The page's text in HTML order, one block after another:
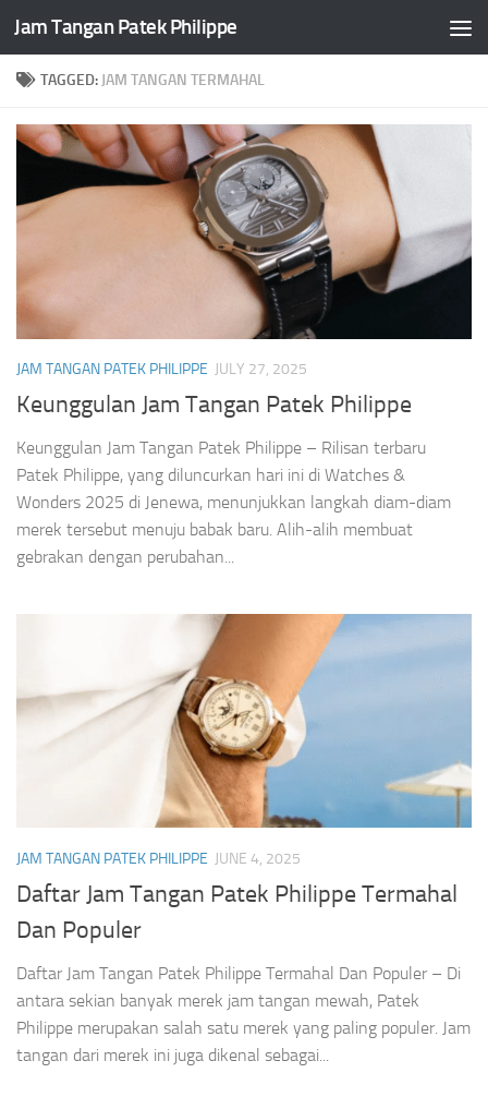
Skip to content
Jam Tangan Patek Philippe
TAGGED: JAM TANGAN TERMAHAL
JAM TANGAN PATEK PHILIPPE JULY 27, 2025
Keunggulan Jam Tangan Patek Philippe
Keunggulan Jam Tangan Patek Philippe – Rilisan terbaru
Patek Philippe, yang diluncurkan hari ini di Watches &
Wonders 2025 di Jenewa, menunjukkan langkah diam-diam
merek tersebut menuju babak baru. Alih-alih membuat
gebrakan dengan perubahan...
JAM TANGAN PATEK PHILIPPE JUNE 4, 2025
Daftar Jam Tangan Patek Philippe Termahal
Dan Populer
Daftar Jam Tangan Patek Philippe Termahal Dan Populer – Di
antara sekian banyak merek jam tangan mewah, Patek
Philippe merupakan salah satu merek yang paling populer. Jam
tangan dari merek ini juga dikenal sebagai...